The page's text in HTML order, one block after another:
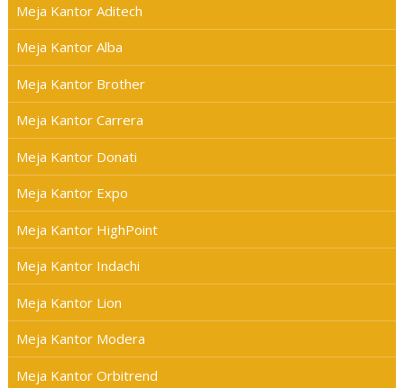
Meja Kantor Aditech
Meja Kantor Alba
Meja Kantor Brother
Meja Kantor Carrera
Meja Kantor Donati
Meja Kantor Expo
Meja Kantor HighPoint
Meja Kantor Indachi
Meja Kantor Lion
Meja Kantor Modera
Meja Kantor Orbitrend